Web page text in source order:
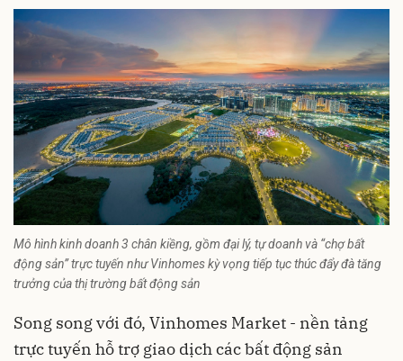
Mô hình kinh doanh 3 chân kiềng, gồm đại lý, tự doanh và “chợ bất
động sản” trực tuyến như Vinhomes kỳ vọng tiếp tục thúc đẩy đà tăng
trưởng của thị trường bất động sản
Song song với đó, Vinhomes Market - nền tảng
trực tuyến hỗ trợ giao dịch các bất động sản